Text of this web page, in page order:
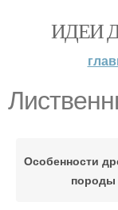
ИДЕИ
Особенности
породы